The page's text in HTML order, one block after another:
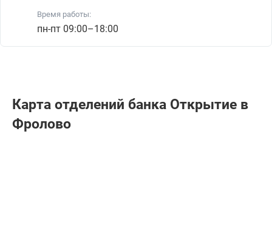
Время работы:
пн-пт 09:00–18:00
Карта отделений банка Открытие в
Фролово